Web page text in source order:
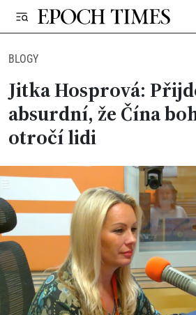
BLOGY
Jitka Hosprová:
absurdní, že Čína
otročí lidi